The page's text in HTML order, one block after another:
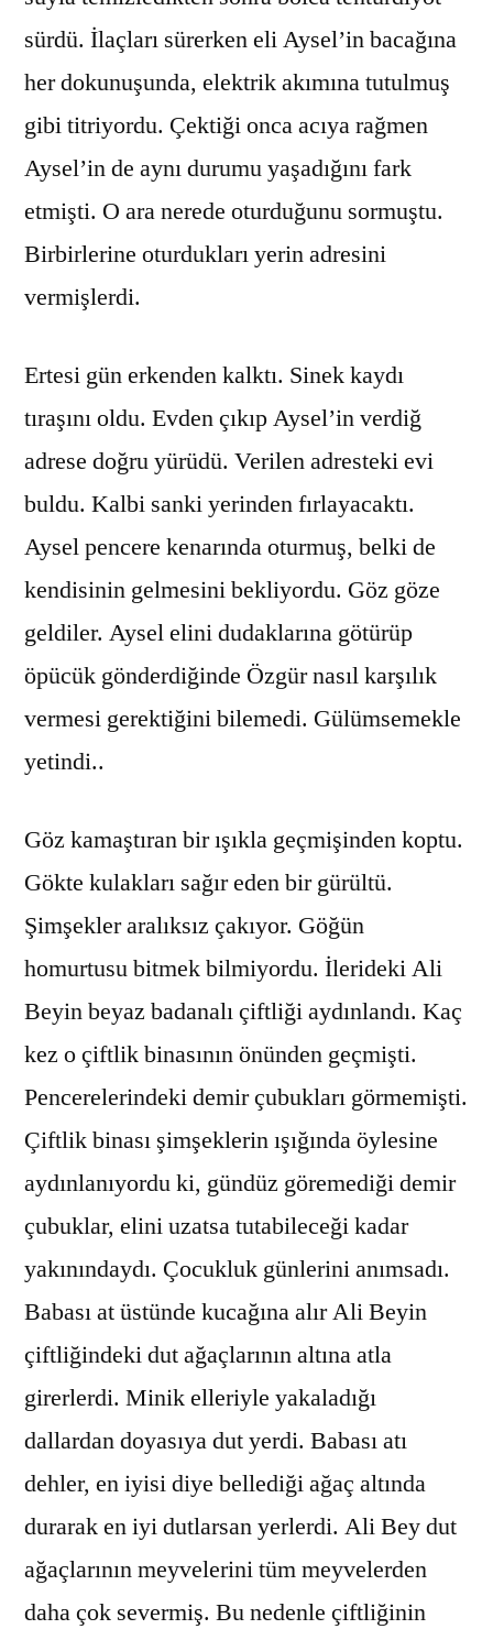
sürdü. İlaçları sürerken eli Aysel’in bacağına
her dokunuşunda, elektrik akımına tutulmuş
gibi titriyordu. Çektiği onca acıya rağmen
Aysel’in de aynı durumu yaşadığını fark
etmişti. O ara nerede oturduğunu sormuştu.
Birbirlerine oturdukları yerin adresini
vermişlerdi.
Ertesi gün erkenden kalktı. Sinek kaydı
tıraşını oldu. Evden çıkıp Aysel’in verdiğ
adrese doğru yürüdü. Verilen adresteki evi
buldu. Kalbi sanki yerinden fırlayacaktı.
Aysel pencere kenarında oturmuş, belki de
kendisinin gelmesini bekliyordu. Göz göze
geldiler. Aysel elini dudaklarına götürüp
öpücük gönderdiğinde Özgür nasıl karşılık
vermesi gerektiğini bilemedi. Gülümsemekle
yetindi..
Göz kamaştıran bir ışıkla geçmişinden koptu.
Gökte kulakları sağır eden bir gürültü.
Şimşekler aralıksız çakıyor. Göğün
homurtusu bitmek bilmiyordu. İlerideki Ali
Beyin beyaz badanalı çiftliği aydınlandı. Kaç
kez o çiftlik binasının önünden geçmişti.
Pencerelerindeki demir çubukları görmemişti.
Çiftlik binası şimşeklerin ışığında öylesine
aydınlanıyordu ki, gündüz göremediği demir
çubuklar, elini uzatsa tutabileceği kadar
yakınındaydı. Çocukluk günlerini anımsadı.
Babası at üstünde kucağına alır Ali Beyin
çiftliğindeki dut ağaçlarının altına atla
girerlerdi. Minik elleriyle yakaladığı
dallardan doyasıya dut yerdi. Babası atı
dehler, en iyisi diye bellediği ağaç altında
durarak en iyi dutlarsan yerlerdi. Ali Bey dut
ağaçlarının meyvelerini tüm meyvelerden
daha çok severmiş. Bu nedenle çiftliğinin